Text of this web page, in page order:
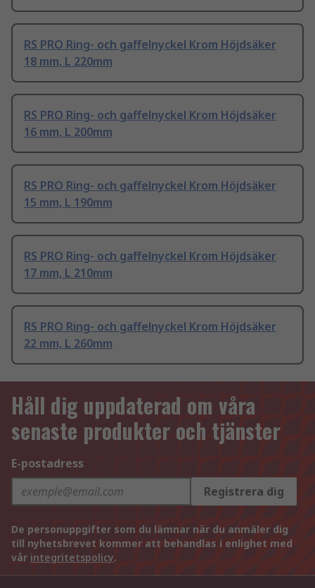
RS PRO Ring- och gaffelnyckel Krom Höjdsäker
18 mm, L 220mm
RS PRO Ring- och gaffelnyckel Krom Höjdsäker
16 mm, L 200mm
RS PRO Ring- och gaffelnyckel Krom Höjdsäker
15 mm, L 190mm
RS PRO Ring- och gaffelnyckel Krom Höjdsäker
17 mm, L 210mm
RS PRO Ring- och gaffelnyckel Krom Höjdsäker
22 mm, L 260mm
Håll dig uppdaterad om våra
senaste produkter och tjänster
E-postadress
Registrera dig
De personuppgifter som du lämnar när du anmäler dig
till nyhetsbrevet kommer att behandlas i enlighet med
vår integritetspolicy.